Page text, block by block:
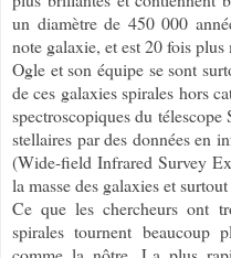
un diamètre de 450 000
note galaxie, et est 20 fois plus
Ogle et son équipe se sont
de ces galaxies spirales hors
spectroscopiques du
stellaires par des données en
(Wide-field Infrared Survey
la masse des galaxies et
Ce que les chercheurs ont
spirales tournent beaucoup